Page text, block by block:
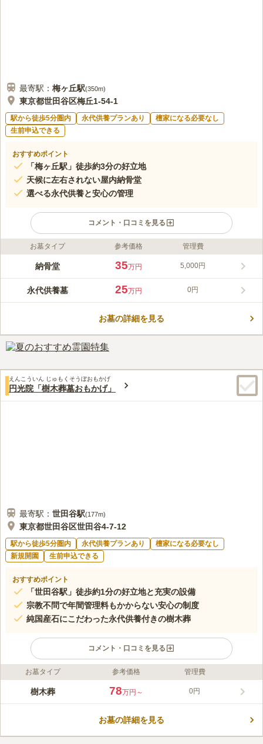
最寄駅： 梅ヶ丘駅(350m)
東京都世田谷区梅丘1-54-1
駅から徒歩5分圏内 永代供養プランあり
檀家になる必要なし
生前申込できる
おすすめポイント
「梅ヶ丘駅」徒歩約3分の好立地
天候に左右されない屋内納骨堂
選べる永代供養と安心の管理
コメント・口コミを見る
ライフドット編集部のコメント
閑静な住宅街の中に映える翡翠色の屋根が印象的な別院満足院。
として、昭和元年に創始されました。 小田急線「梅ヶ丘駅」か
ら徒歩３分という便利な立地にありながら、都会の喧騒を忘れさ
内にあり、天候を気にせずにゆっくりお参りいただけます。宗旨
この霊園はまだ誰からも評価されていません。
お墓タイプ 参考価格 管理費
納骨堂 35万円 5,000円
永代供養墓 25万円 0円
お墓の詳細を見る
えんこういん じゅもくそうぼおもかげ
円光院「樹木葬墓おもかげ」
最寄駅： 世田谷駅(177m)
東京都世田谷区世田谷4-7-12
駅から徒歩5分圏内 永代供養プランあり
檀家になる必要なし
新規開園
生前申込できる
おすすめポイント
「世田谷駅」徒歩約1分の好立地と充実の設備
宗教不問で年間管理料もかからない安心の制度
純国産石にこだわった永代供養付きの樹木葬
コメント・口コミを見る
ライフドット編集部のコメント
東急世田谷線「世田谷駅」から徒歩約1分という絶好の立地に、
に負担をかけたくない方や生前購入をご希望の方にも最適です。
お墓タイプ 参考価格 管理費
樹木葬 78万円～ 0円
お墓の詳細を見る